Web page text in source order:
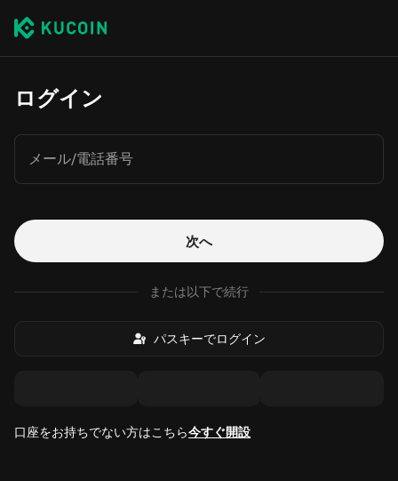
ログイン
メール/電話番号
次へ
または以下で続行
パスキーでログイン
口座をお持ちでない方はこちら今すぐ開設